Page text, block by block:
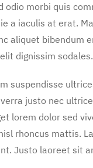
morbi quis
a iaculis at erat.
aliquet bibendum
dignissim sodales.
suspendisse
justo nec
lorem dolor sed
rhoncus mattis.
Justo laoreet sit